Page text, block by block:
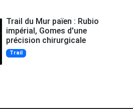
Trail du Mur païen : Rubio
impérial, Gomes d'une
précision chirurgicale
Trail